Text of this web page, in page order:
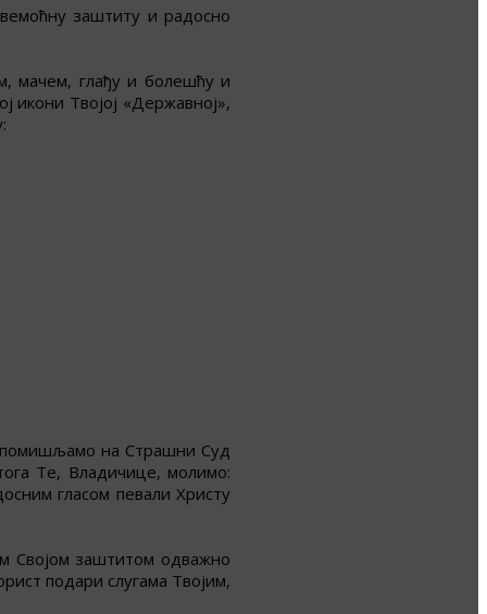
заштиту и радосно
мачем, глађу и болешћу и
икони Твојој «Державној»,
помишљамо на Страшни Суд
Те, Владичице, молимо:
гласом певали Христу
Својом заштитом одважно
подари слугама Твојим,